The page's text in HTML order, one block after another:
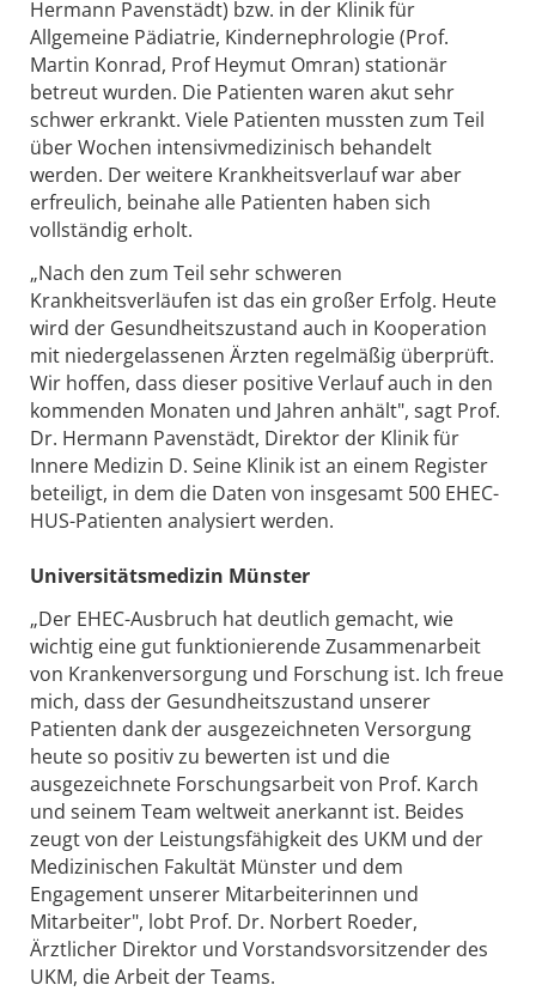
Hermann Pavenstädt) bzw. in der Klinik für
Allgemeine Pädiatrie, Kindernephrologie (Prof.
Martin Konrad, Prof Heymut Omran) stationär
betreut wurden. Die Patienten waren akut sehr
schwer erkrankt. Viele Patienten mussten zum Teil
über Wochen intensivmedizinisch behandelt
werden. Der weitere Krankheitsverlauf war aber
erfreulich, beinahe alle Patienten haben sich
vollständig erholt.
„Nach den zum Teil sehr schweren
Krankheitsverläufen ist das ein großer Erfolg. Heute
wird der Gesundheitszustand auch in Kooperation
mit niedergelassenen Ärzten regelmäßig überprüft.
Wir hoffen, dass dieser positive Verlauf auch in den
kommenden Monaten und Jahren anhält", sagt Prof.
Dr. Hermann Pavenstädt, Direktor der Klinik für
Innere Medizin D. Seine Klinik ist an einem Register
beteiligt, in dem die Daten von insgesamt 500 EHEC-
HUS-Patienten analysiert werden.
Universitätsmedizin Münster
„Der EHEC-Ausbruch hat deutlich gemacht, wie
wichtig eine gut funktionierende Zusammenarbeit
von Krankenversorgung und Forschung ist. Ich freue
mich, dass der Gesundheitszustand unserer
Patienten dank der ausgezeichneten Versorgung
heute so positiv zu bewerten ist und die
ausgezeichnete Forschungsarbeit von Prof. Karch
und seinem Team weltweit anerkannt ist. Beides
zeugt von der Leistungsfähigkeit des UKM und der
Medizinischen Fakultät Münster und dem
Engagement unserer Mitarbeiterinnen und
Mitarbeiter", lobt Prof. Dr. Norbert Roeder,
Ärztlicher Direktor und Vorstandsvorsitzender des
UKM, die Arbeit der Teams.